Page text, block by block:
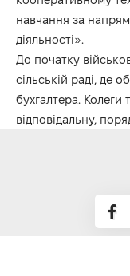
навчання за
діяльності».
До початку
сільській раді, де
бухгалтера. Колеги
відповідальну,